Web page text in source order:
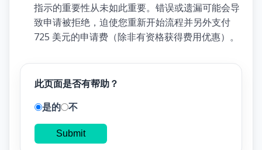
指示的重要性从未如此重要。错误或遗漏可能会导
致申请被拒绝，迫使您重新开始流程并另外支付
725 美元的申请费（除非有资格获得费用优惠）。
此页面是否有帮助？
是的 不
Submit